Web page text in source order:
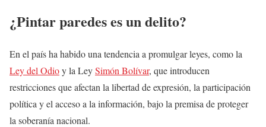
¿Pintar paredes es un delito?
En el país ha habido una tendencia a promulgar leyes, como la
Ley del Odioy la LeySimón Bolívar, que introducen
restricciones que afectan la libertad de expresión, la participación
política y el acceso a la información, bajo la premisa de proteger
la soberanía nacional.